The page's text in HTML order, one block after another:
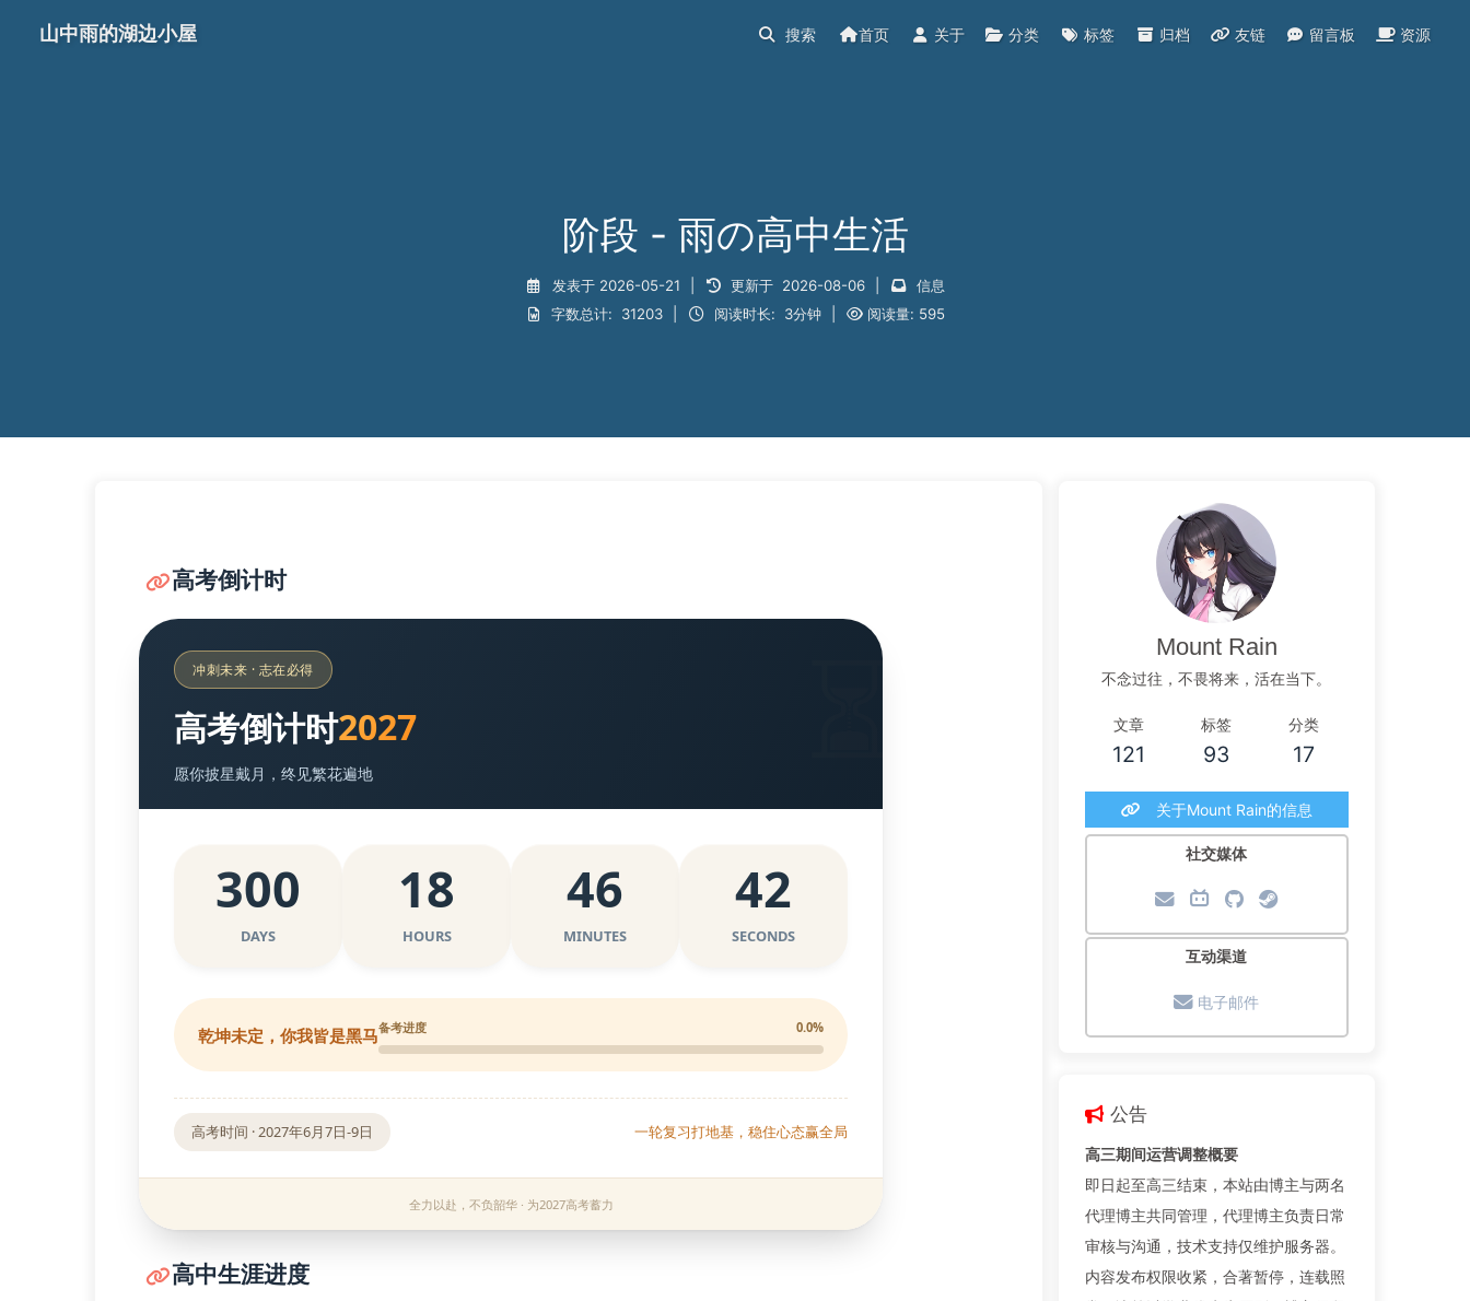
阶段 - 雨の高中生活
发表于 2026-05-21 更新于 2026-08-06
信息
字数总计:
31203 阅读时长: 3分钟 阅读量: 595
山中雨的湖边小屋 首页 关于 分类 标签 归档 友链 留言板 资源
高考倒计时
冲刺未来 · 志在必得
高考倒计时2027
愿你披星戴月，终见繁花遍地
300
DAYS
18
HOURS
46
MINUTES
41
SECONDS
乾坤未定，你我皆是黑马备考进度 0.0%
高考时间 · 2027年6月7日-9日 一轮复习打地基，稳住心态赢全局
全力以赴，不负韶华 · 为2027高考蓄力
高中生涯进度
Mount Rain
不念过往，不畏将来，活在当下。
文章
121
标签
93
分类
17
关于Mount Rain的信息
社交媒体
互动渠道
电子邮件
公告
高三期间运营调整概要
即日起至高三结束，本站由博主与两名
代理博主共同管理，代理博主负责日常
审核与沟通，技术支持仅维护服务器。
内容发布权限收紧，合著暂停，连载照